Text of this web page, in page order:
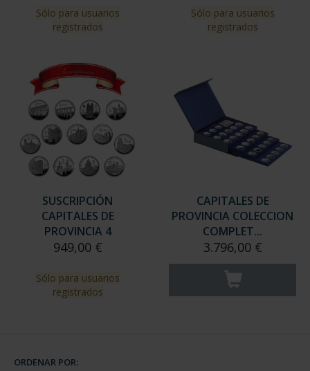
Sólo para usuarios
registrados
Sólo para usuarios
registrados
SUSCRIPCIÓN
CAPITALES DE
PROVINCIA 4
949,00 €
Sólo para usuarios
registrados
CAPITALES DE
PROVINCIA COLECCION
COMPLET...
3.796,00 €
ORDENAR POR: